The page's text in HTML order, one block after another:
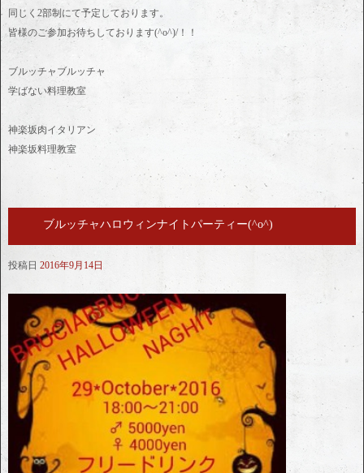
同じく2部制にて予定しております。
皆様のご参加お待ちしております(^o^)/！！
ブルッチャブルッチャ
学ばない料理教室
神楽坂肉イタリアン
神楽坂料理教室
ブルッチャハロウィンナイトパーティー(^o^)
投稿日 2016年9月14日